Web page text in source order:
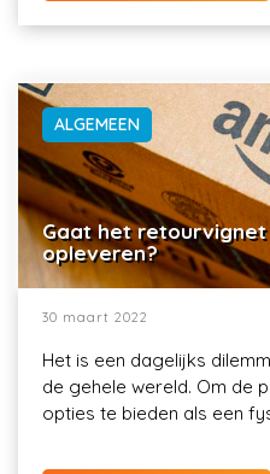
ALGEMEEN
Gaat het
opleveren?
30 maart 2022
Het is een dagelijks
de gehele wereld. Om de
opties te bieden als een